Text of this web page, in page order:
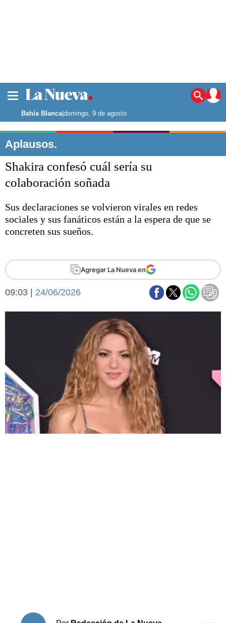
Noticias
La ciudad
Punta Alta
El mundo
Seguridad
Deportes
Escenario Olímpico
Liga del Sur
Federal A
Arte y cultura
Aplausos
Economía y finanzas
Con el campo
Espacio empresas
Sociedad y tiempo
Sociedad
Tecnología
Turismo
Salud
Es viral
El tiempo
Fúnebres
Bahía Blanca|domingo, 9 de agosto
Aplausos.
Shakira confesó cuál sería su
colaboración soñada
Sus declaraciones se volvieron virales en redes
sociales y sus fanáticos están a la espera de que se
concreten sus sueños.
Agregar La Nueva en
09:03 | 24/06/2026